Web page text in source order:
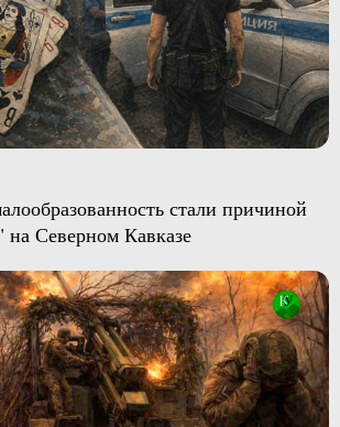
стали причиной
на Северном Кавказе